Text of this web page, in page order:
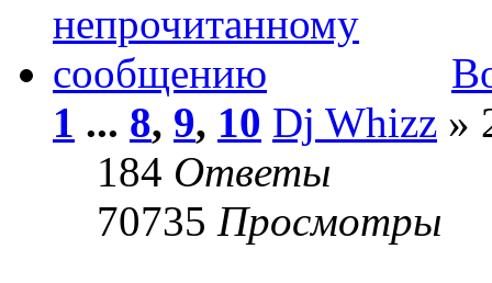
1 ... 8, 9, 10 Dj Whizz »
184 Ответы
70735 Просмотры